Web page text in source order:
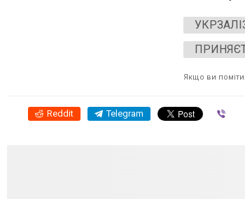
Якщо ви
Reddit Telegram